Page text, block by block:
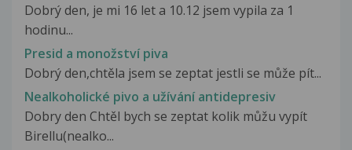
Dobrý den, je mi 16 let a 10.12 jsem vypila za 1
hodinu...
Presid a monožství piva
Dobrý den,chtěla jsem se zeptat jestli se může pít...
Nealkoholické pivo a užívání antidepresiv
Dobry den Chtěl bych se zeptat kolik můžu vypít
Birellu(nealko...